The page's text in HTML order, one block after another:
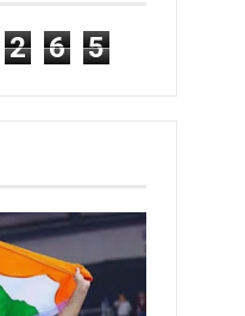
2 6 5